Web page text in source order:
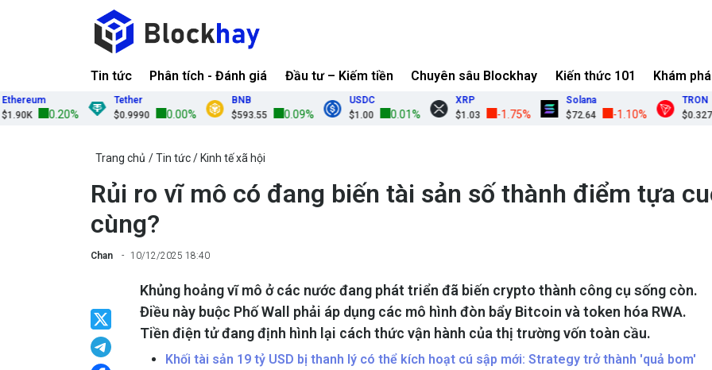
Tin tức Phân tích - Đánh giá Đầu tư – Kiếm tiền Chuyên sâu Blockhay Kiến thức 101 Khám phá
0.20%
Tether
$0.9990
0.00%
BNB
$593.55
0.09%
USDC
$1.00
0.01%
XRP
$1.03
-1.75%
Solana
$72.64
-1.10%
TRON
$0.3275
Trang chủ Tin tức Kinh tế xã hội
Rủi ro vĩ mô có đang biến tài sản số thành điểm tựa
cùng?
Chan 10/12/2025 18:40
Khủng hoảng vĩ mô ở các nước đang phát triển đã biến crypto thành công cụ sống còn.
Điều này buộc Phố Wall phải áp dụng các mô hình đòn bẩy Bitcoin và token hóa RWA.
Tiền điện tử đang định hình lại cách thức vận hành của thị trường vốn toàn cầu.
Khối tài sản 19 tỷ USD bị thanh lý có thể kích hoạt cú sập mới: Strategy trở thành 'quả bom'